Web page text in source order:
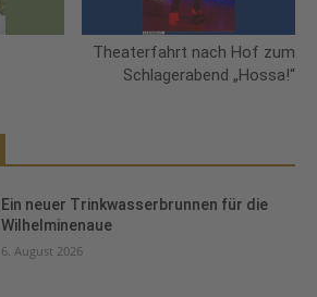
Theaterfahrt nach Hof zum
Schlagerabend „Hossa!“
Ein neuer Trinkwasserbrunnen für die
Wilhelminenaue
6. August 2026